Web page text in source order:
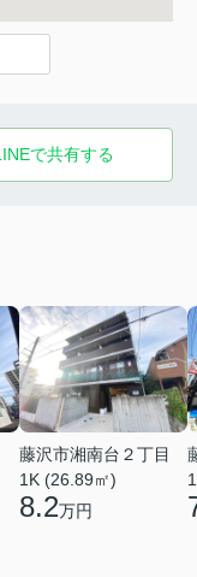
で共有する
藤沢市湘南台２丁目
1K (26.89㎡)
8.2万円